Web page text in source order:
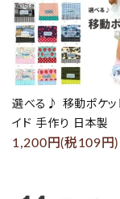
選べる♪ 移動ポケッ
イド 手作り 日本製
1,200円(税109円)